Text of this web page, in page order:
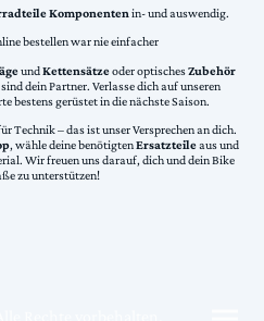
Komponentenin- und auswendig.
bestellen war nie einfacher
undKettensätzeoder optischesZubehör
dein Partner. Verlasse dich auf unseren
bestens gerüstet in die nächste Saison.
Technik – das ist unser Versprechen an dich.
, wähle deine benötigtenErsatzteileaus und
Wir freuen uns darauf, dich und dein Bike
zu unterstützen!